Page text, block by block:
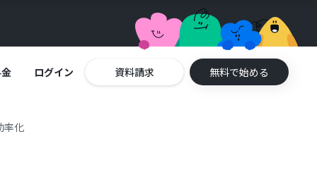
ログイン 資料請求 無料で始める
率化